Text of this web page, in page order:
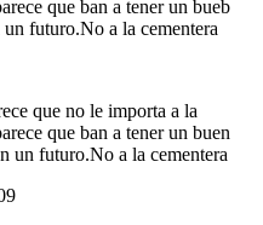
que ban a tener un bueb
futuro.No a la cementera
que no le importa a la
que ban a tener un buen
un futuro.No a la cementera